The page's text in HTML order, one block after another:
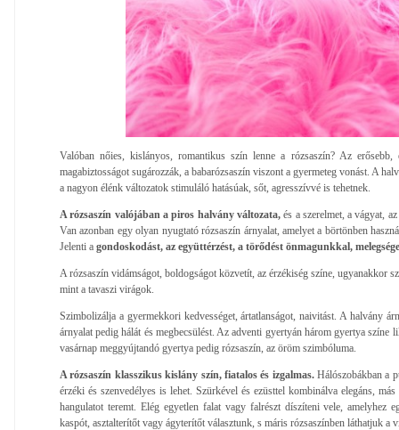
Valóban nőies, kislányos, romantikus szín lenne a rózsaszín? Az erősebb,
magabiztosságot sugározzák, a babarózsaszín viszont a gyermeteg vonást. A
a nagyon élénk változatok stimuláló hatásúak, sőt, agresszívvé is tehetnek.
A rózsaszín valójában a piros halvány változata,és a szerelmet, a vágyat,
Van azonban egy olyan nyugtató rózsaszín árnyalat, amelyet a börtönben
Jelenti a gondoskodást, az együttérzést, a törődést önmagunkkal,
A rózsaszín vidámságot, boldogságot közvetít, az érzékiség színe, ugyanakkor
mint a tavaszi virágok.
Szimbolizálja a gyermekkori kedvességet, ártatlanságot, naivitást. A halvány
árnyalat pedig hálát és megbecsülést. Az adventi gyertyán három gyertya színe
vasárnap meggyújtandó gyertya pedig rózsaszín, az öröm szimbóluma.
A rózsaszín klasszikus kislány szín, fiatalos és izgalmas.Hálószobákban a
érzéki és szenvedélyes is lehet. Szürkével és ezüsttel kombinálva elegáns,
hangulatot teremt. Elég egyetlen falat vagy falrészt díszíteni vele, amelyhez
kaspót, asztalterítőt vagy ágyterítőt választunk, s máris rózsaszínben láthatjuk a